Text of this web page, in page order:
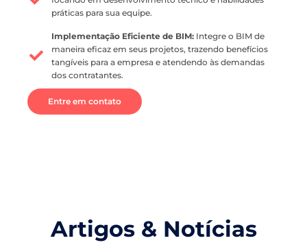
práticas para sua equipe.
Implementação Eficiente de BIM: Integre o BIM de
maneira eficaz em seus projetos, trazendo benefícios
tangíveis para a empresa e atendendo às demandas
dos contratantes.
Entre em contato
Artigos & Notícias